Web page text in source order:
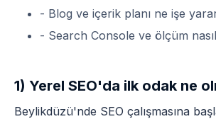
- Blog ve içerik planı ne işe
- Search Console ve ölçüm
1) Yerel SEO'da ilk odak ne
Beylikdüzü'nde SEO çalışmasına